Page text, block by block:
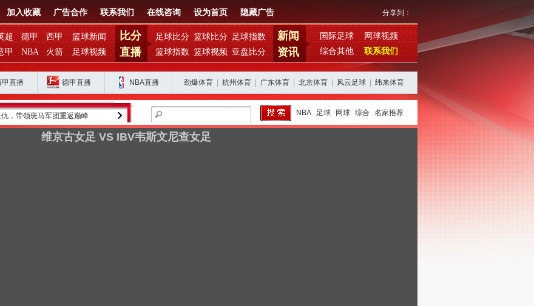
加入收藏 广告合作 联系我们 在线咨询 设为首页 隐藏广告 分享到： 0
超 德甲 西甲
篮球新闻
甲
NBA 火箭 足球视频
比分
直播
足球比分 篮球比分 足球指数
篮球指数 篮球视频 亚盘比分
新闻
资讯
国际足球
网球视频
综合其他
联系我们
甲直播 德甲直播 NBA直播 劲爆体育 杭州体育 广东体育 北京体育 风云足球 纬来体育
，带领斑马军团重返巅峰 金球奖得主罗德里的皇马之路为何停滞？ 西班牙阿根廷再续恩怨，期待欧美杯对决
NBA 足球 网球 综合 名家推荐
维京古女足 VS IBV韦斯文尼查女足